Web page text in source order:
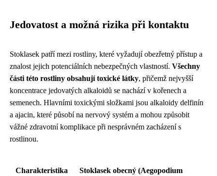
Jedovatost a možná rizika při kontaktu
Stoklasek patří mezi rostliny, které vyžadují obezřetný přístup a
znalost jejich potenciálních nebezpečných vlastností. Všechny
části této rostliny obsahují toxické látky, přičemž nejvyšší
koncentrace jedovatých alkaloidů se nachází v kořenech a
semenech. Hlavními toxickými složkami jsou alkaloidy delfinín
a ajacin, které působí na nervový systém a mohou způsobit
vážné zdravotní komplikace při nesprávném zacházení s
rostlinou.
Charakteristika
Stoklasek obecný (Aegopodium